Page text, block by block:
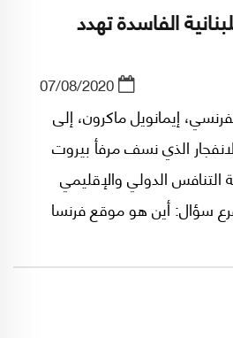
الفاسدة تهدد
07/08/2020
إيمانويل ماكرون، إلى
الذي نسف مرفأ بيروت
التنافس الدولي والإقليمي
سؤال: أين هو موقع فرنسا
يطرح بدوره إشكالية العلاقة